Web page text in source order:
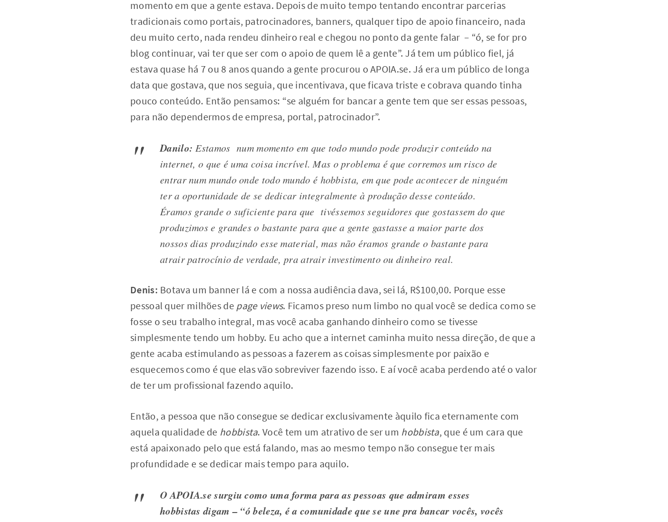
momento em que a gente estava. Depois de muito tempo tentando encontrar parcerias
tradicionais como portais, patrocinadores, banners, qualquer tipo de apoio financeiro, nada
deu muito certo, nada rendeu dinheiro real e chegou no ponto da gente falar – “ó, se for pro
blog continuar, vai ter que ser com o apoio de quem lê a gente”. Já tem um público fiel, já
estava quase há 7 ou 8 anos quando a gente procurou o APOIA.se. Já era um público de longa
data que gostava, que nos seguia, que incentivava, que ficava triste e cobrava quando tinha
pouco conteúdo. Então pensamos: “se alguém for bancar a gente tem que ser essas pessoas,
para não dependermos de empresa, portal, patrocinador”.
Danilo: Estamos num momento em que todo mundo pode produzir conteúdo na
internet, o que é uma coisa incrível. Mas o problema é que corremos um risco de
entrar num mundo onde todo mundo é hobbista, em que pode acontecer de ninguém
ter a oportunidade de se dedicar integralmente à produção desse conteúdo.
Éramos grande o suficiente para que tivéssemos seguidores que gostassem do que
produzimos e grandes o bastante para que a gente gastasse a maior parte dos
nossos dias produzindo esse material, mas não éramos grande o bastante para
atrair patrocínio de verdade, pra atrair investimento ou dinheiro real.
Denis: Botava um banner lá e com a nossa audiência dava, sei lá, R$100,00. Porque esse
pessoal quer milhões de page views. Ficamos preso num limbo no qual você se dedica como se
fosse o seu trabalho integral, mas você acaba ganhando dinheiro como se tivesse
simplesmente tendo um hobby. Eu acho que a internet caminha muito nessa direção, de que a
gente acaba estimulando as pessoas a fazerem as coisas simplesmente por paixão e
esquecemos como é que elas vão sobreviver fazendo isso. E aí você acaba perdendo até o valor
de ter um profissional fazendo aquilo.
Então, a pessoa que não consegue se dedicar exclusivamente àquilo fica eternamente com
aquela qualidade de hobbista. Você tem um atrativo de ser um hobbista, que é um cara que
está apaixonado pelo que está falando, mas ao mesmo tempo não consegue ter mais
profundidade e se dedicar mais tempo para aquilo.
O APOIA.se surgiu como uma forma para as pessoas que admiram esses
hobbistas digam – “ó beleza, é a comunidade que se une pra bancar vocês, vocês